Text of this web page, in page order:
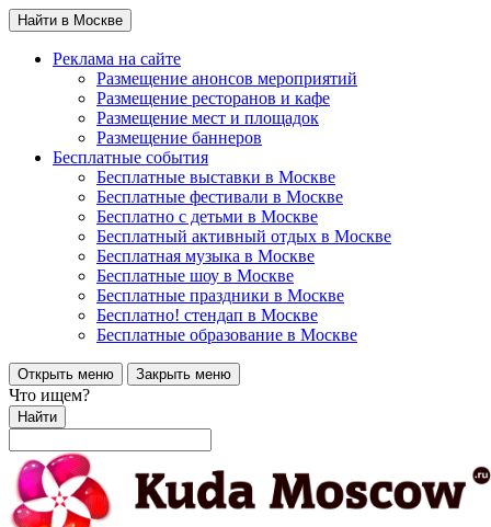
Найти в Москве
Реклама на сайте
Размещение анонсов мероприятий
Размещение ресторанов и кафе
Размещение мест и площадок
Размещение баннеров
Бесплатные события
Бесплатные выставки в Москве
Бесплатные фестивали в Москве
Бесплатно с детьми в Москве
Бесплатный активный отдых в Москве
Бесплатная музыка в Москве
Бесплатные шоу в Москве
Бесплатные праздники в Москве
Бесплатно! стендап в Москве
Бесплатные образование в Москве
Открыть меню Закрыть меню
Что ищем?
Найти